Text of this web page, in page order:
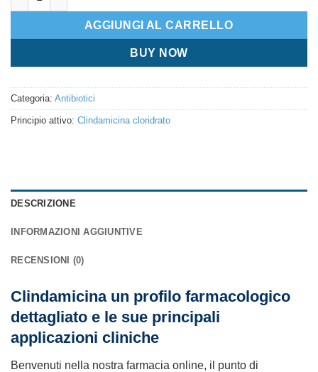
AGGIUNGI AL CARRELLO
BUY NOW
Categoria: Antibiotici
Principio attivo: Clindamicina cloridrato
DESCRIZIONE
INFORMAZIONI AGGIUNTIVE
RECENSIONI (0)
Clindamicina un profilo farmacologico
dettagliato e le sue principali
applicazioni cliniche
Benvenuti nella nostra farmacia online, il punto di